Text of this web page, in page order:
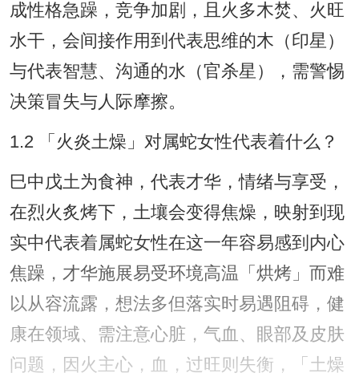
成性格急躁，竞争加剧，且火多木焚、火旺
水干，会间接作用到代表思维的木（印星）
与代表智慧、沟通的水（官杀星），需警惕
决策冒失与人际摩擦。
1.2 「火炎土燥」对属蛇女性代表着什么？
巳中戊土为食神，代表才华，情绪与享受，
在烈火炙烤下，土壤会变得焦燥，映射到现
实中代表着属蛇女性在这一年容易感到内心
焦躁，才华施展易受环境高温「烘烤」而难
以从容流露，想法多但落实时易遇阻碍，健
康在领域、需注意心脏，气血、眼部及皮肤
问题，因火主心，血，过旺则失衡，「土燥